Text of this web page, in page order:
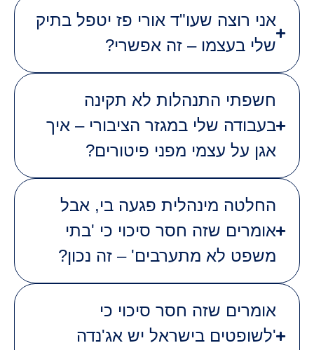
אני רוצה שעו"ד אורי פז יטפל בתיק
שלי בעצמו – זה אפשרי?
חשפתי התנהלות לא תקינה
בעבודה שלי במגזר הציבורי – איך
אגן על עצמי מפני פיטורים?
החלטה מינהלית פגעה בי, אבל
אומרים שזה חסר סיכוי כי 'בתי
משפט לא מתערבים' – זה נכון?
אומרים שזה חסר סיכוי כי
'לשופטים בישראל יש אג'נדה